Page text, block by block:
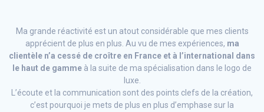
Ma grande réactivité est un atout considérable que mes clients
apprécient de plus en plus. Au vu de mes expériences, ma
clientèle n’a cessé de croître en France et à l’international dans
le haut de gamme à la suite de ma spécialisation dans le logo de
luxe.
L’écoute et la communication sont des points clefs de la création,
c’est pourquoi je mets de plus en plus d’emphase sur la